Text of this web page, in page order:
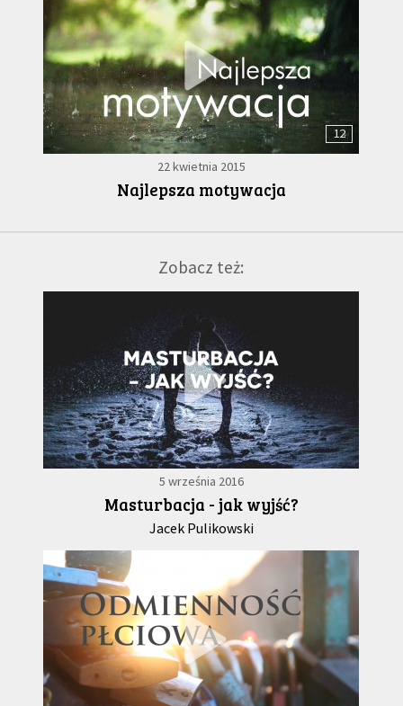
12
22 kwietnia 2015
Najlepsza motywacja
Zobacz też:
5 września 2016
Masturbacja - jak wyjść?
Jacek Pulikowski